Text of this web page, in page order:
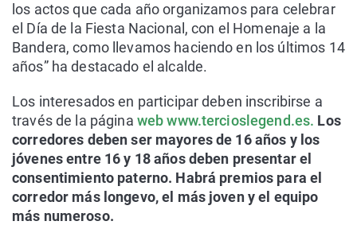
los actos que cada año organizamos para celebrar
el Día de la Fiesta Nacional, con el Homenaje a la
Bandera, como llevamos haciendo en los últimos 14
años” ha destacado el alcalde.
Los interesados en participar deben inscribirse a
través de la página web www.tercioslegend.es. Los
corredores deben ser mayores de 16 años y los
jóvenes entre 16 y 18 años deben presentar el
consentimiento paterno. Habrá premios para el
corredor más longevo, el más joven y el equipo
más numeroso.